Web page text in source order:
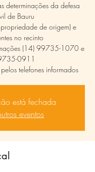
determinações da defesa
de Bauru
de origem) e
no recinto
(14) 99735-1070 e
0911
telefones informados
está fechada
eventos